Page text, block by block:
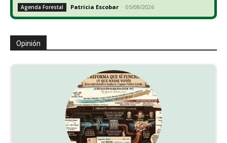
Agenda Forestal Patricia Escobar - 05/08/2026
Opinión